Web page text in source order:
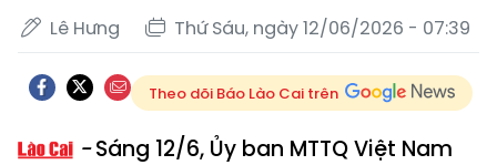
Lê Hưng Thứ Sáu, ngày 12/06/2026 - 07:39
Theo dõi Báo Lào Cai trên
Sáng 12/6, Ủy ban MTTQ Việt Nam